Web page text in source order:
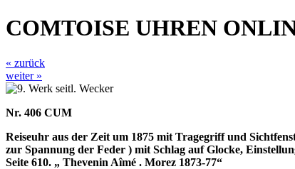
COMTOISE UHREN
« zurück
weiter »
Nr. 406 CUM
Reiseuhr aus der Zeit um 1875 mit Tragegriff und
zur Spannung der Feder ) mit Schlag auf Glocke,
Seite 610. „ Thevenin Aîmé . Morez 1873-77“